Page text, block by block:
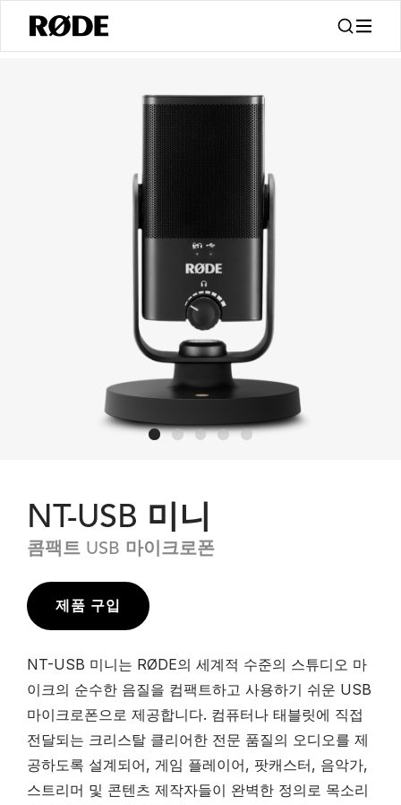
NT-USB 미니
콤팩트 USB 마이크로폰
제품 구입
NT-USB 미니는 RØDE의 세계적 수준의 스튜디오 마
이크의 순수한 음질을 컴팩트하고 사용하기 쉬운 USB
마이크로폰으로 제공합니다. 컴퓨터나 태블릿에 직접
전달되는 크리스탈 클리어한 전문 품질의 오디오를 제
공하도록 설계되어, 게임 플레이어, 팟캐스터, 음악가,
스트리머 및 콘텐츠 제작자들이 완벽한 정의로 목소리